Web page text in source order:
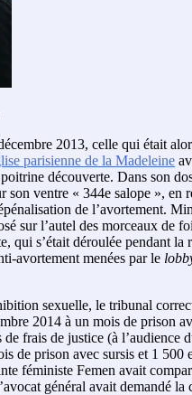
2013, celle qui était
parisienne de la Madeleine
découverte. Dans son
son ventre « 344e salope », en
de l’avortement.
sur l’autel des morceaux de
qui s’était déroulée pendant la
avortement menées par le
sexuelle, le tribunal
2014 à un mois de prison
frais de justice (à l’audience
de prison avec sursis et 1 500
féministe Femen avait
général avait demandé